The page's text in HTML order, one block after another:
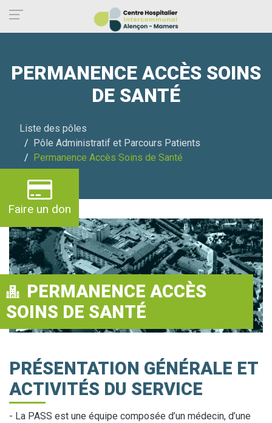
PERMANENCE ACCÈS SOINS
DE SANTÉ
Liste des pôles
Pôle Administratif et Parcours Patients
Permanence Accès Soins de Santé
PERMANENCE ACCÈS
SOINS DE SANTÉ
PRÉSENTATION GÉNÉRALE ET
ACTIVITÉS DU SERVICE
- La PASS est une équipe composée d’un médecin, d’une
Faire un don
Panneau de gestion des cookies